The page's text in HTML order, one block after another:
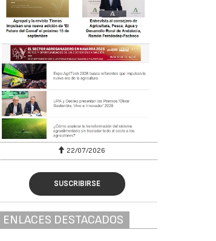
22/07/2026
SUSCRIBIRSE
ENLACES DESTACADOS